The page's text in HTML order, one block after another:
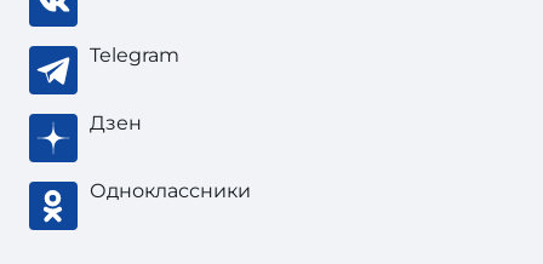
Telegram
Дзен
Одноклассники